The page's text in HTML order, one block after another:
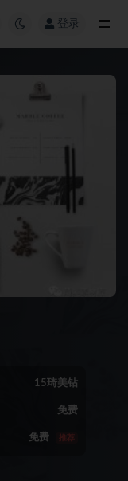
登录
15琦美钻
免费
免费 推荐